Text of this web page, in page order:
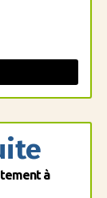
à